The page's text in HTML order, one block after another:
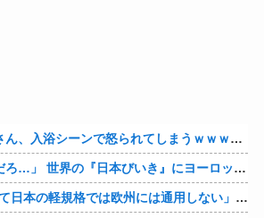
【画像】磯山さやかさん、入浴シーンで怒られてしまうｗｗｗｗｗｗ
欧州「日本だけ反則だろ…」 世界の『日本びいき』にヨーロッパ全土から不満の声
「BYD Raccoと違って日本の軽規格では欧州には通用しない」と自動車系ライターが示唆、だが速攻で反例を提示されて即落ち二コマ状態に……